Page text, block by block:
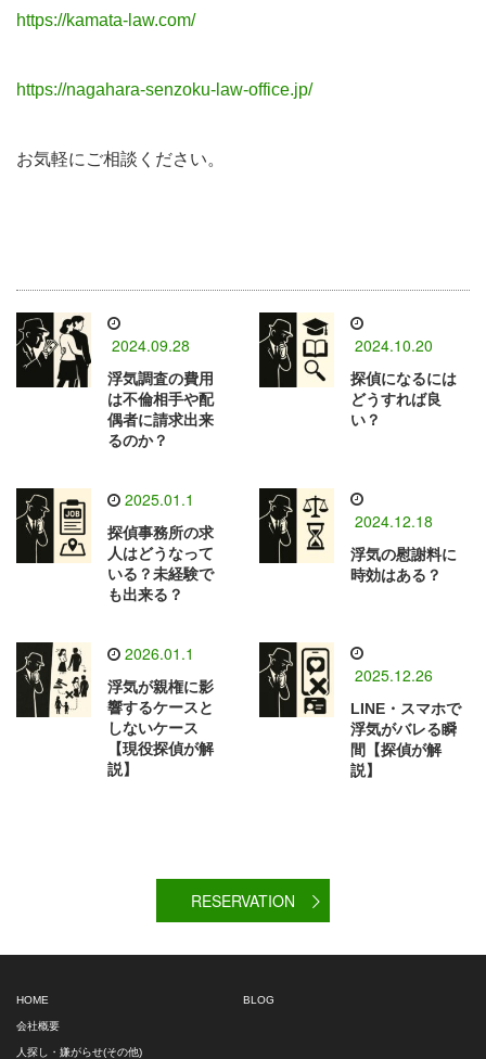
https://kamata-law.com/
https://nagahara-senzoku-law-office.jp/
お気軽にご相談ください。
2024.09.28
浮気調査の費用
は不倫相手や配
偶者に請求出来
るのか？
2024.10.20
探偵になるには
どうすれば良
い？
2025.01.1
探偵事務所の求
人はどうなって
いる？未経験で
も出来る？
2024.12.18
浮気の慰謝料に
時効はある？
2026.01.1
浮気が親権に影
響するケースと
しないケース
【現役探偵が解
説】
2025.12.26
LINE・スマホで
浮気がバレる瞬
間【探偵が解
説】
RESERVATION
HOME
会社概要
人探し・嫌がらせ(その他)
BLOG